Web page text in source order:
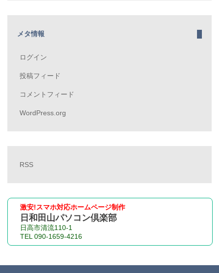
メタ情報
ログイン
投稿フィード
コメントフィード
WordPress.org
RSS
激安!スマホ対応ホームページ制作
日和田山パソコン倶楽部
日高市清流110-1
TEL 090-1659-4216